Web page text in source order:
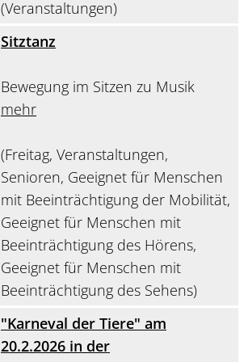
(Veranstaltungen)
Sitztanz
Bewegung im Sitzen zu Musik
mehr
(Freitag, Veranstaltungen,
Senioren, Geeignet für Menschen
mit Beeinträchtigung der Mobilität,
Geeignet für Menschen mit
Beeinträchtigung des Hörens,
Geeignet für Menschen mit
Beeinträchtigung des Sehens)
"Karneval der Tiere" am
20.2.2026 in der